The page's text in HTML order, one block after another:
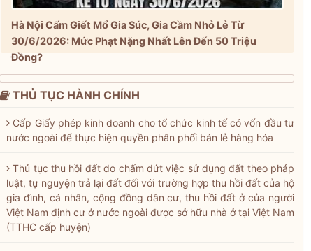
Hà Nội Cấm Giết Mổ Gia Súc, Gia Cầm Nhỏ Lẻ Từ
30/6/2026: Mức Phạt Nặng Nhất Lên Đến 50 Triệu
Đồng?
THỦ TỤC HÀNH CHÍNH
Cấp Giấy phép kinh doanh cho tổ chức kinh tế có vốn đầu tư
nước ngoài để thực hiện quyền phân phối bán lẻ hàng hóa
Thủ tục thu hồi đất do chấm dứt việc sử dụng đất theo pháp
luật, tự nguyện trả lại đất đối với trường hợp thu hồi đất của hộ
gia đình, cá nhân, cộng đồng dân cư, thu hồi đất ở của người
Việt Nam định cư ở nước ngoài được sở hữu nhà ở tại Việt Nam
(TTHC cấp huyện)